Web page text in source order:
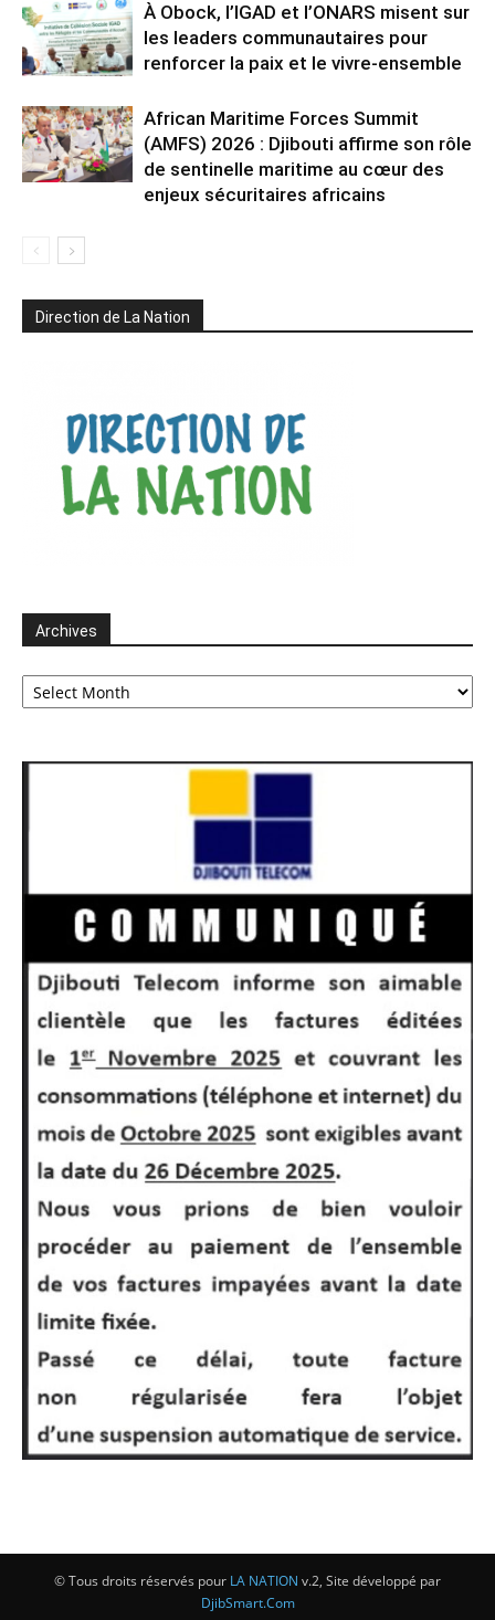
À Obock, l’IGAD et l’ONARS misent sur
les leaders communautaires pour
renforcer la paix et le vivre-ensemble
African Maritime Forces Summit
(AMFS) 2026 : Djibouti affirme son rôle
de sentinelle maritime au cœur des
enjeux sécuritaires africains
Direction de La Nation
Archives
Archives
© Tous droits réservés pour LA NATION v.2, Site développé par
DjibSmart.Com